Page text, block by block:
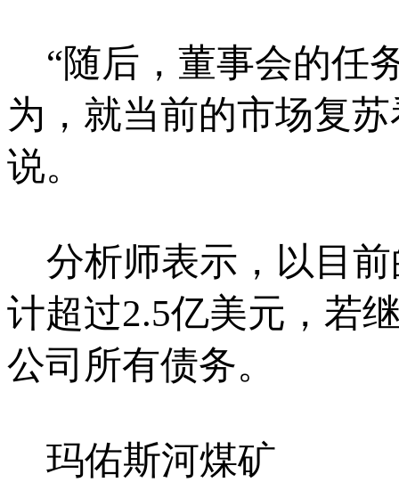
“随后，董事会的任
为，就当前的市场复
说。
分析师表示，以目前
计超过2.5亿美元，若
公司所有债务。
玛佑斯河煤矿